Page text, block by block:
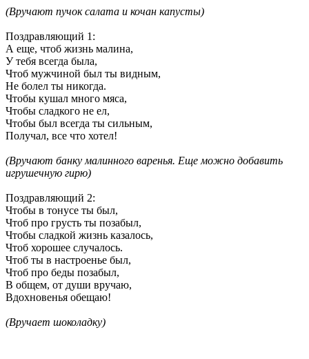
(Вручают пучок салата и кочан капусты)
Поздравляющий 1 :
А еще, чтоб жизнь малина,
У тебя всегда была,
Чтоб мужчиной был ты видным,
Не болел ты никогда.
Чтобы кушал много мяса,
Чтобы сладкого не ел,
Чтобы был всегда ты сильным,
Получал, все что хотел!
(Вручают банку малинного варенья. Еще можно добавить
игрушечную гирю)
Поздравляющий 2:
Чтобы в тонусе ты был,
Чтоб про грусть ты позабыл,
Чтобы сладкой жизнь казалось,
Чтоб хорошее случалось.
Чтоб ты в настроенье был,
Чтоб про беды позабыл,
В общем, от души вручаю,
Вдохновенья обещаю!
(Вручает шоколадку)